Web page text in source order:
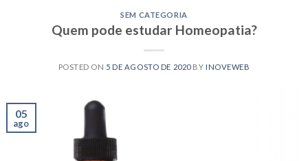
SEM CATEGORIA
Quem pode estudar Homeopatia?
POSTED ON 5 DE AGOSTO DE 2020BY INOVEWEB
05
ago